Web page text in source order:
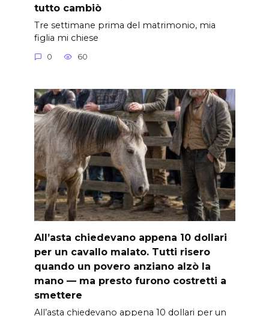
tutto cambiò
Tre settimane prima del matrimonio, mia
figlia mi chiese
0 60
All’asta chiedevano appena 10 dollari
per un cavallo malato. Tutti risero
quando un povero anziano alzò la
mano — ma presto furono costretti a
smettere
All’asta chiedevano appena 10 dollari per un